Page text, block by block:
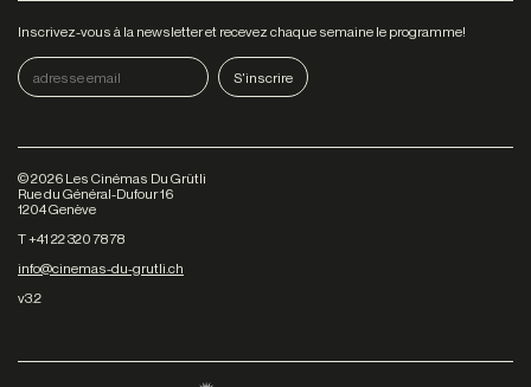
Inscrivez-vous à la newsletter et recevez chaque semaine le programme!
©2026 Les Cinémas Du Grütli
Rue du Général-Dufour 16
1204 Genève
T +41 22 320 78 78
info@cinemas-du-grutli.ch
v3.2